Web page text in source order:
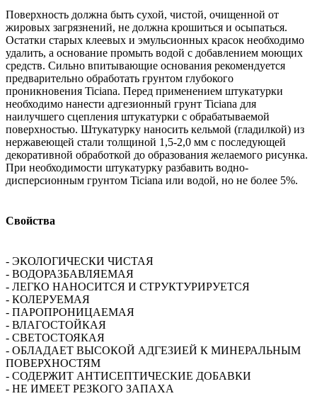
Поверхность должна быть сухой, чистой, очищенной от
жировых загрязнений, не должна крошиться и осыпаться.
Остатки старых клеевых и эмульсионных красок необходимо
удалить, а основание промыть водой с добавлением моющих
средств. Сильно впитывающие основания рекомендуется
предварительно обработать грунтом глубокого
проникновения Ticiana. Перед применением штукатурки
необходимо нанести адгезионный грунт Ticiana для
наилучшего сцепления штукатурки с обрабатываемой
поверхностью. Штукатурку наносить кельмой (гладилкой) из
нержавеющей стали толщиной 1,5-2,0 мм с последующей
декоративной обработкой до образования желаемого рисунка.
При необходимости штукатурку разбавить водно-
дисперсионным грунтом Ticiana или водой, но не более 5%.
Свойства
- ЭКОЛОГИЧЕСКИ ЧИСТАЯ
- ВОДОРАЗБАВЛЯЕМАЯ
- ЛЕГКО НАНОСИТСЯ И СТРУКТУРИРУЕТСЯ
- КОЛЕРУЕМАЯ
- ПАРОПРОНИЦАЕМАЯ
- ВЛАГОСТОЙКАЯ
- СВЕТОСТОЯКАЯ
- ОБЛАДАЕТ ВЫСОКОЙ АДГЕЗИЕЙ К МИНЕРАЛЬНЫМ
ПОВЕРХНОСТЯМ
- СОДЕРЖИТ АНТИСЕПТИЧЕСКИЕ ДОБАВКИ
- НЕ ИМЕЕТ РЕЗКОГО ЗАПАХА